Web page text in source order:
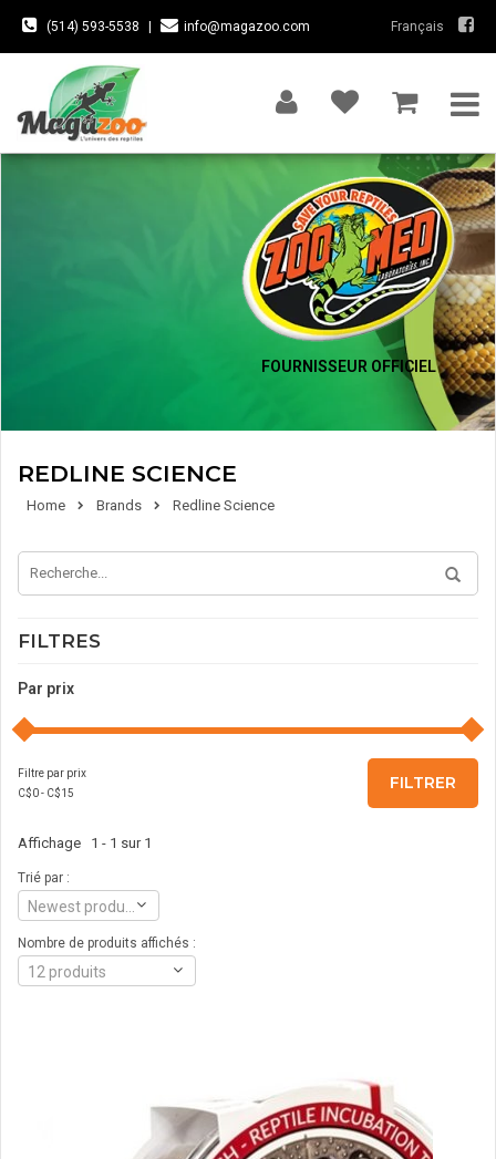
(514) 593-5538 info@magazoo.com Français
FOURNISSEUR OFFICIEL
REDLINE SCIENCE
Home Brands Redline Science
FILTRES
Par prix
Filtre par prix
C$0- C$15
FILTRER
Affichage 1 - 1 sur 1
Trié par :
Nombre de produits affichés :
12 produits